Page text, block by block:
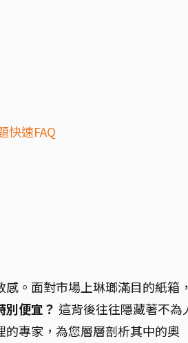
快速FAQ
。面對市場上琳瑯滿目的紙箱，
別便宜？ 這背後往往隱藏著不為
專家，為您層層剖析其中的奧